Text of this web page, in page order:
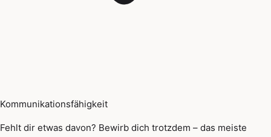
Kommunikationsfähigkeit
Fehlt dir etwas davon? Bewirb dich trotzdem – das meiste